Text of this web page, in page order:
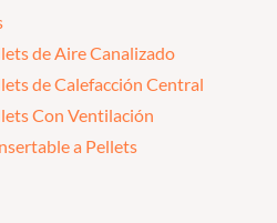
de Aire Canalizado
de Calefacción Central
Con Ventilación
a Pellets